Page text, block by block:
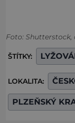
Foto:
ŠTÍTKY:
LOKALITA:
PLZEŇSKÝ